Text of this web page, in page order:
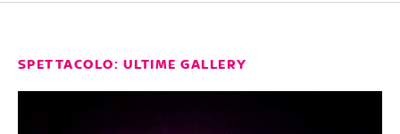
SPETTACOLO: ULTIME GALLERY